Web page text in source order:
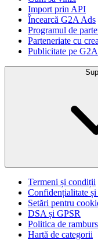
Import prin API
Încearcă G2A Ads
Programul de
Parteneriate cu
Publicitate pe
Termeni și condiții
Confidențialitate
Setări pentru
DSA și GPSR
Politica de
Hartă de categorii